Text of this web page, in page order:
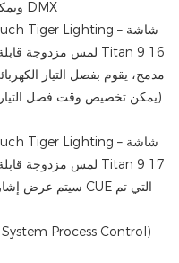
يدعم Artnet ويمكن توسيعه ليشمل 64 منفذ DMX
(يمكن تخصيص وقت فصل التيار)